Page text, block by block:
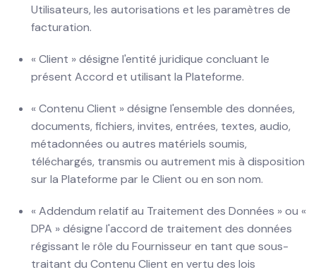
Utilisateurs, les autorisations et les paramètres de
facturation.
« Client » désigne l'entité juridique concluant le
présent Accord et utilisant la Plateforme.
« Contenu Client » désigne l'ensemble des données,
documents, fichiers, invites, entrées, textes, audio,
métadonnées ou autres matériels soumis,
téléchargés, transmis ou autrement mis à disposition
sur la Plateforme par le Client ou en son nom.
« Addendum relatif au Traitement des Données » ou «
DPA » désigne l'accord de traitement des données
régissant le rôle du Fournisseur en tant que sous-
traitant du Contenu Client en vertu des lois